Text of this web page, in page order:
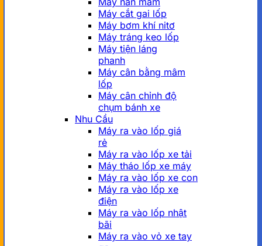
Máy cắt gai lốp
Máy bơm khí nitơ
Máy tráng keo lốp
Máy tiện láng
phanh
Máy cân bằng mâm
lốp
Máy cân chỉnh độ
chụm bánh xe
Nhu Cầu
Máy ra vào lốp giá
rẻ
Máy ra vào lốp xe tải
Máy tháo lốp xe máy
Máy ra vào lốp xe con
Máy ra vào lốp xe
điện
Máy ra vào lốp nhật
bãi
Máy ra vào vỏ xe tay